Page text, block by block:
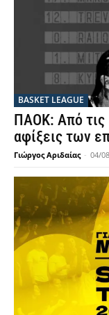
BASKET LEAGUE
ΠΑΟΚ: Από τις
αφίξεις των
Γιώργος Αριδαίας - 04/